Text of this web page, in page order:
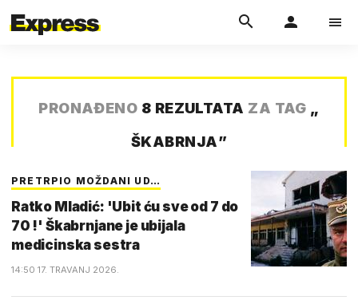
PRONAĐENO 8 REZULTATA ZA TAG „
ŠKABRNJA”
PRETRPIO MOŽDANI UD…
Ratko Mladić: 'Ubit ću sve od 7 do
70 !' Škabrnjane je ubijala
medicinska sestra
14:50 17. TRAVANJ 2026.